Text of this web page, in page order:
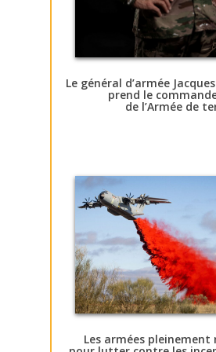
Le général d’armée
prend le
de l’Armée de
Les armées pleinement